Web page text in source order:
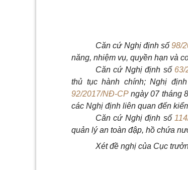
Căn cứ Nghị định số98/
năng, nhiệm vụ, quyền hạn và
Căn cứ Nghị định số 63/
thủ tục hành chính; Nghị
92/2017/NĐ-CPngày 07 tháng
các Nghị định liên quan đến
Căn cứ Nghị định số
quản lý an toàn đập, hồ chứa
Xét đề nghị của Cục